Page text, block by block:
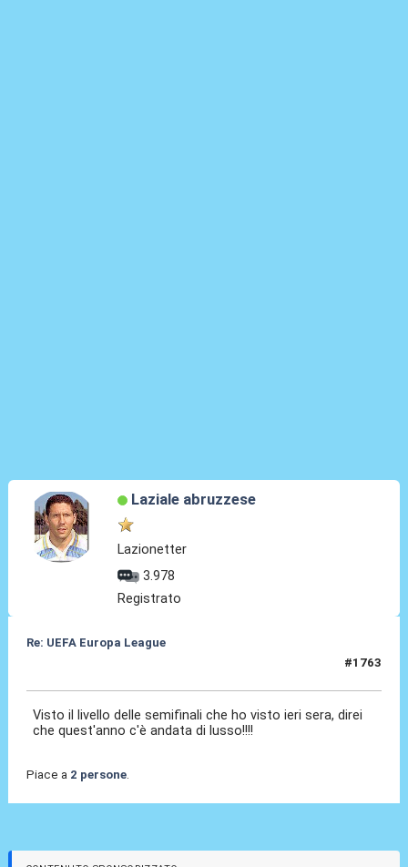
Laziale abruzzese
Lazionetter
3.978
Registrato
Re: UEFA Europa League
#1763
Visto il livello delle semifinali che ho visto ieri sera, direi
che quest'anno c'è andata di lusso!!!!
Piace a 2 persone.